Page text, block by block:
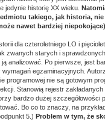
jedynie historię XX wieku.
takiego, jak historia,
nawet bardziej niepokojące)
dla czteroletniego LO i
zwanych starych i
analizować. Po pierwsze, jest
egzaminacyjnych.
programowej nie są gotowym
Stanowią rejestr
bardzo dużej szczegółowości
Bo co to znaczy, na
5.) Problem w tym, że